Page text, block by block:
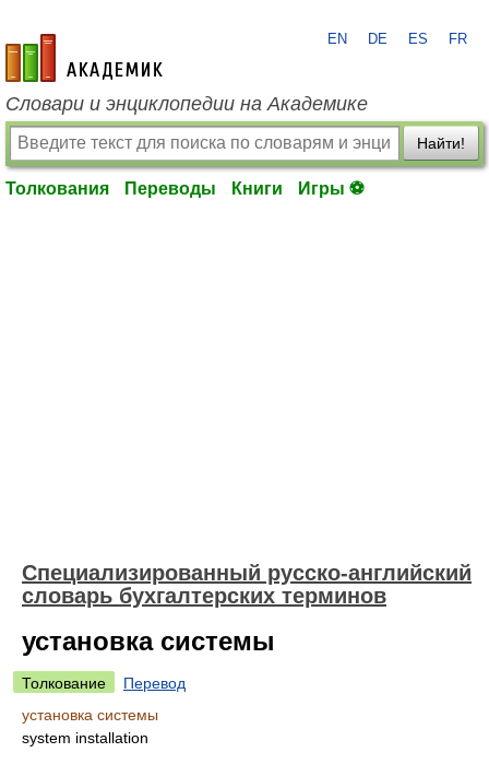
academic.ru
EN DE ES FR
Словари и энциклопедии на Академике
Найти!
Толкования Переводы Книги Игры ⚽
Специализированный русско-английский
словарь бухгалтерских терминов
установка системы
Толкование
Перевод
установка системы
system installation